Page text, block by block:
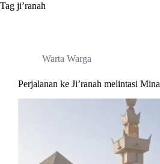
Tag ji’ranah
Warta Warga
Perjalanan ke Ji’ranah melintasi Mina